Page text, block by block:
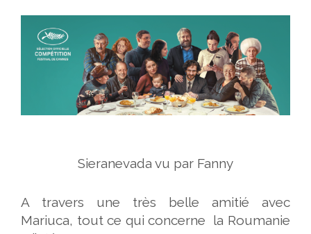
Sieranevada vu par Fanny
A travers une très belle amitié avec
Mariuca, tout ce qui concerne la Roumanie